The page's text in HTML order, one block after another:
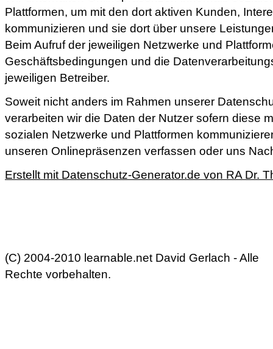
Plattformen, um mit den dort aktiven Kunden,
kommunizieren und sie dort über unsere
Beim Aufruf der jeweiligen Netzwerke und
Geschäftsbedingungen und die
jeweiligen Betreiber.
Soweit nicht anders im Rahmen unserer
verarbeiten wir die Daten der Nutzer sofern diese
sozialen Netzwerke und Plattformen
unseren Onlinepräsenzen verfassen oder uns
Erstellt mit Datenschutz-Generator.de von RA Dr.
(C) 2004-2010 learnable.net David Gerlach - Alle
Rechte vorbehalten.